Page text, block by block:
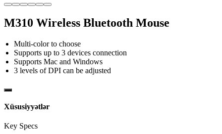
M310 Wireless Bluetooth Mouse
Multi-color to choose
Supports up to 3 devices connection
Supports Mac and Windows
3 levels of DPI can be adjusted
Xüsusiyyətlər
Key Specs